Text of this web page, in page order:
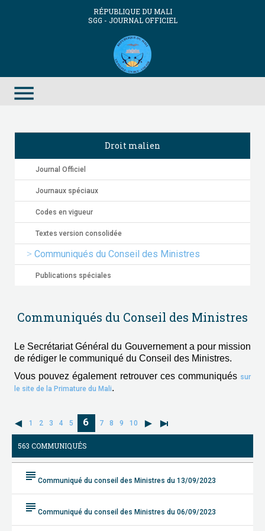
RÉPUBLIQUE DU MALI
SGG - JOURNAL OFFICIEL
menu
Droit malien
Journal Officiel
Journaux spéciaux
Codes en vigueur
Textes version consolidée
Communiqués du Conseil des Ministres
Publications spéciales
Communiqués du Conseil des Ministres
Le Secrétariat Général du Gouvernement a pour mission
de rédiger le communiqué du Conseil des Ministres.
Vous pouvez également retrouver ces communiqués sur
le site de la Primature du Mali.
1 2 3 4 5 6 7 8 9 10
563 COMMUNIQUÉS
subject Communiqué du conseil des Ministres du 13/09/2023
subject Communiqué du conseil des Ministres du 06/09/2023